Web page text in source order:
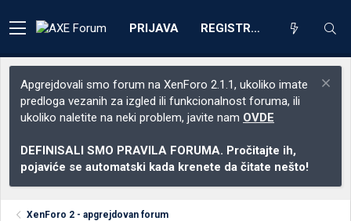
PRIJAVA REGISTRACIJA
Apgrejdovali smo forum na XenForo 2.1.1, ukoliko imate
predloga vezanih za izgled ili funkcionalnost foruma, ili
ukoliko naletite na neki problem, javite nam OVDE
DEFINISALI SMO PRAVILA FORUMA. Pročitajte ih,
pojaviće se automatski kada krenete da čitate nešto!
XenForo 2 - apgrejdovan forum